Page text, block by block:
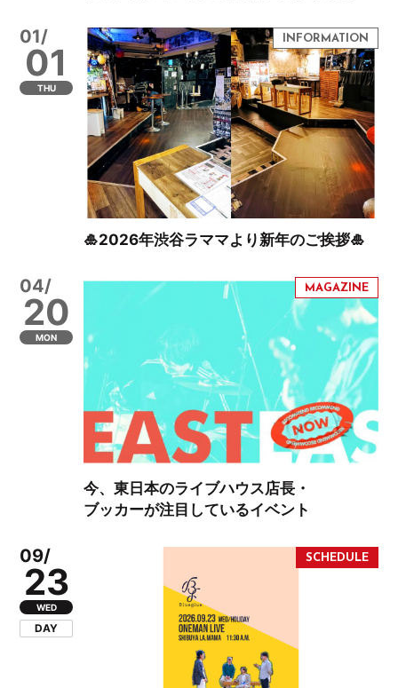
01/
01
THU
🎍2026年渋谷ラママより新年のご挨拶🎍
04/
20
MON
今、東日本のライブハウス店長・
ブッカーが注目しているイベント
09/
23
WED
DAY